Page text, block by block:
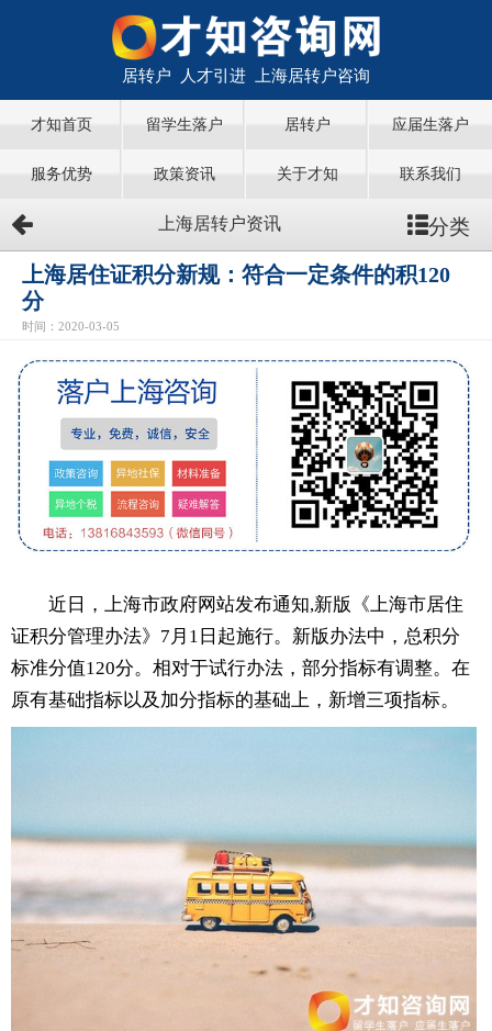
居转户 人才引进 上海居转户咨询
才知首页 留学生落户 居转户 应届生落户
服务优势 政策资讯 关于才知 联系我们
上海居转户资讯 分类
上海居住证积分新规：符合一定条件的积120
分
时间：2020-03-05
近日，上海市政府网站发布通知,新版《上海市居住
证积分管理办法》7月1日起施行。新版办法中，总积分
标准分值120分。相对于试行办法，部分指标有调整。在
原有基础指标以及加分指标的基础上，新增三项指标。